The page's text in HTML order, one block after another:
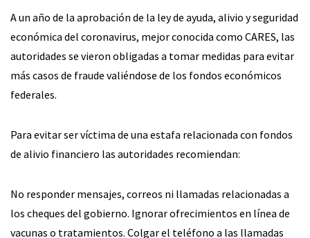
A un año de la aprobación de la ley de ayuda, alivio y seguridad
económica del coronavirus, mejor conocida como CARES, las
autoridades se vieron obligadas a tomar medidas para evitar
más casos de fraude valiéndose de los fondos económicos
federales.
Para evitar ser víctima de una estafa relacionada con fondos
de alivio financiero las autoridades recomiendan:
No responder mensajes, correos ni llamadas relacionadas a
los cheques del gobierno. Ignorar ofrecimientos en línea de
vacunas o tratamientos. Colgar el teléfono a las llamadas